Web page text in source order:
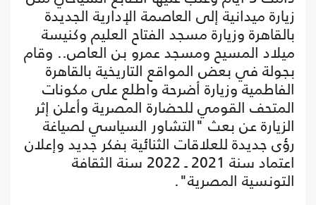
زيارة ميدانية إلى العاصمة الإدارية الجديدة
بالقاهرة وزيارة مسجد الفتاح العليم وكنيسة
ميلاد المسيح ومسجد عمرو بن العاص.. وقام
بجولة في بعض المواقع التاريخية بالقاهرة
الفاطمية وزيارة أضرحة واطلع على مكونات
المتحف القومي للحضارة المصرية وأعلن إثر
الزيارة عن بعث "التشاور السياسي لصياغة
رؤى جديدة للعلاقات الثنائية بفكر جديد وإعلان
اعتماد سنة 2021 ـ 2022 سنة الثقافة
التونسية المصرية".